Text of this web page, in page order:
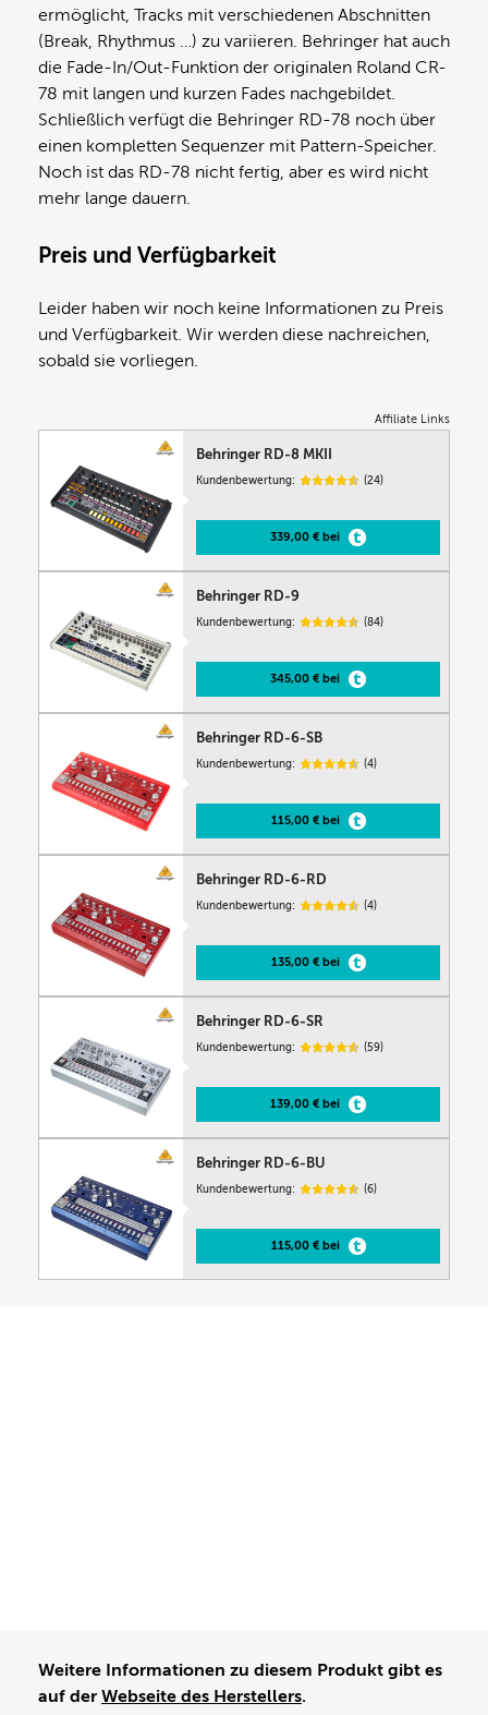
ermöglicht, Tracks mit verschiedenen Abschnitten
(Break, Rhythmus …) zu variieren. Behringer hat auch
die Fade-In/Out-Funktion der originalen Roland CR-
78 mit langen und kurzen Fades nachgebildet.
Schließlich verfügt die Behringer RD-78 noch über
einen kompletten Sequenzer mit Pattern-Speicher.
Noch ist das RD-78 nicht fertig, aber es wird nicht
mehr lange dauern.
Preis und Verfügbarkeit
Leider haben wir noch keine Informationen zu Preis
und Verfügbarkeit. Wir werden diese nachreichen,
sobald sie vorliegen.
Affiliate Links
Behringer RD-8 MKII
Kundenbewertung: (24)
339,00 € bei
Behringer RD-9
Kundenbewertung: (84)
345,00 € bei
Behringer RD-6-SB
Kundenbewertung: (4)
115,00 € bei
Behringer RD-6-RD
Kundenbewertung: (4)
135,00 € bei
Behringer RD-6-SR
Kundenbewertung: (59)
139,00 € bei
Behringer RD-6-BU
Kundenbewertung: (6)
115,00 € bei
Weitere Informationen zu diesem Produkt gibt es
auf der Webseite des Herstellers.